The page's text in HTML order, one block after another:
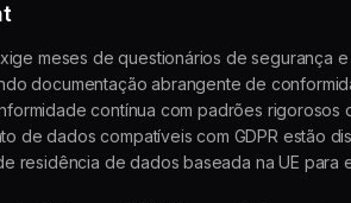
meses de questionários de segurança
documentação abrangente de
contínua com padrões rigorosos
de dados compatíveis com GDPR estão
residência de dados baseada na UE para